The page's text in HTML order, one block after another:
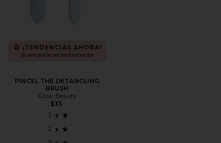
¡TENDENCIAS AHORA!
6 vendidos recientemente
PINCEL THE DETANGLING
BRUSH
Glow Beauty
$33